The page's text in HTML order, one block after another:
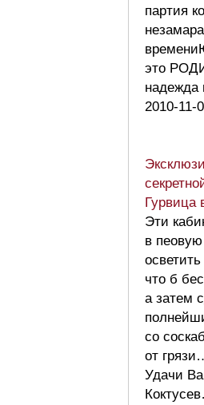
партия
это
надежда
2010-11-
Гурвица
Эти
в
что б
а затем
со
от
Удачи